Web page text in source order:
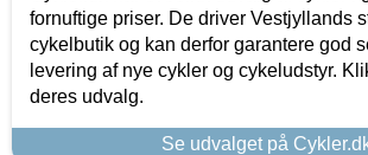
fornuftige priser. De driver Vestjyllands
cykelbutik og kan derfor garantere god
levering af nye cykler og cykeludstyr.
deres udvalg.
Se udvalget på